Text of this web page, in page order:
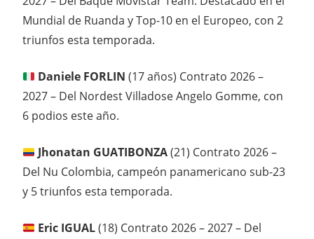
Mundial de Ruanda y Top-10 en el Europeo, con 2
triunfos esta temporada.
Daniele FORLIN (17 años) Contrato 2026 –
2027 – Del Nordest Villadose Angelo Gomme, con
6 podios este año.
Jhonatan GUATIBONZA(21) Contrato 2026 –
Del Nu Colombia, campeón panamericano sub-23
y 5 triunfos esta temporada.
Eric IGUAL(18) Contrato 2026 – 2027 – Del